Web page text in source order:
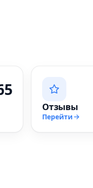
Отзывы
Перейти